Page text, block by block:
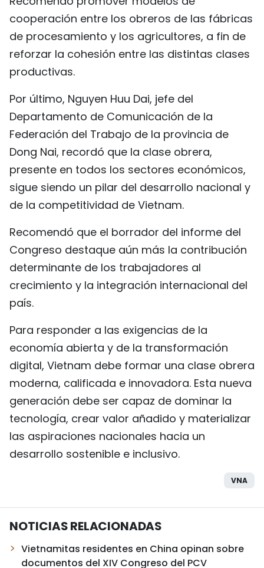
cooperación entre los obreros de las fábricas
de procesamiento y los agricultores, a fin de
reforzar la cohesión entre las distintas clases
productivas.
Por último, Nguyen Huu Dai, jefe del
Departamento de Comunicación de la
Federación del Trabajo de la provincia de
Dong Nai, recordó que la clase obrera,
presente en todos los sectores económicos,
sigue siendo un pilar del desarrollo nacional y
de la competitividad de Vietnam.
Recomendó que el borrador del informe del
Congreso destaque aún más la contribución
determinante de los trabajadores al
crecimiento y la integración internacional del
país.
Para responder a las exigencias de la
economía abierta y de la transformación
digital, Vietnam debe formar una clase obrera
moderna, calificada e innovadora. Esta nueva
generación debe ser capaz de dominar la
tecnología, crear valor añadido y materializar
las aspiraciones nacionales hacia un
desarrollo sostenible e inclusivo.
VNA
NOTICIAS RELACIONADAS
Vietnamitas residentes en China opinan sobre
documentos del XIV Congreso del PCV